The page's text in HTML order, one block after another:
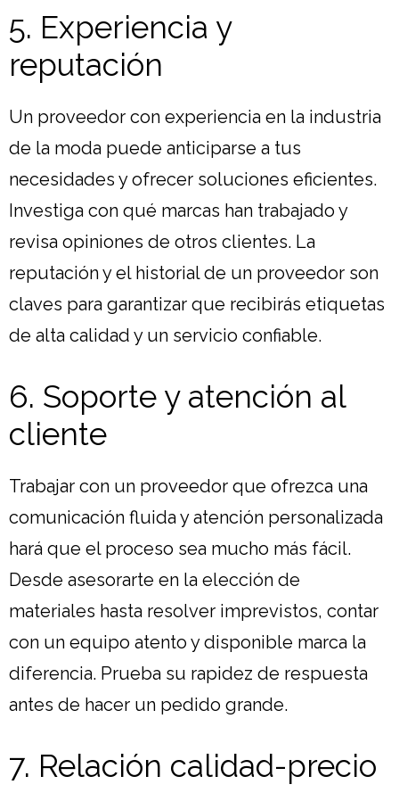
5. Experiencia y
reputación
Un proveedor con experiencia en la industria
de la moda puede anticiparse a tus
necesidades y ofrecer soluciones eficientes.
Investiga con qué marcas han trabajado y
revisa opiniones de otros clientes. La
reputación y el historial de un proveedor son
claves para garantizar que recibirás etiquetas
de alta calidad y un servicio confiable.
6. Soporte y atención al
cliente
Trabajar con un proveedor que ofrezca una
comunicación fluida y atención personalizada
hará que el proceso sea mucho más fácil.
Desde asesorarte en la elección de
materiales hasta resolver imprevistos, contar
con un equipo atento y disponible marca la
diferencia. Prueba su rapidez de respuesta
antes de hacer un pedido grande.
7. Relación calidad-precio